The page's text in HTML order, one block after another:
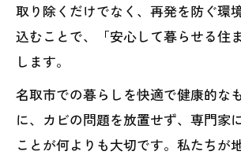
取り除くだけでなく、再発を防ぐ環
込むことで、「安心して暮らせる住
します。
名取市での暮らしを快適で健康的な
に、カビの問題を放置せず、専門家
ことが何よりも大切です。私たちが